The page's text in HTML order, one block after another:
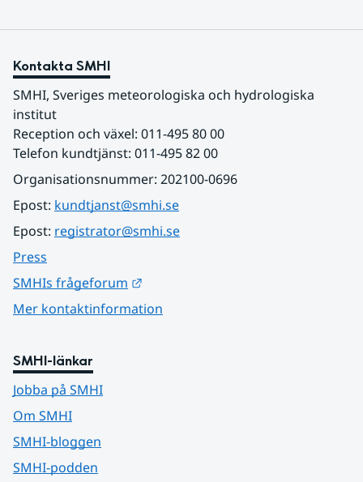
Kontakta SMHI
SMHI, Sveriges meteorologiska och hydrologiska
institut
Reception och växel: 011-495 80 00
Telefon kundtjänst: 011-495 82 00
Organisationsnummer: 202100-0696
Epost: kundtjanst@smhi.se
Epost: registrator@smhi.se
Press
SMHIs frågeforum
Mer kontaktinformation
SMHI-länkar
Jobba på SMHI
Om SMHI
SMHI-bloggen
SMHI-podden